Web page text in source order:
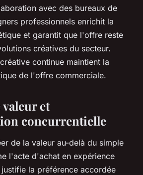
avec des bureaux de
professionnels enrichit la
et garantit que l'offre reste
créatives du secteur.
continue maintient la
de l'offre commerciale.
et
concurrentielle
de la valeur au-delà du simple
l'acte d'achat en expérience
la préférence accordée